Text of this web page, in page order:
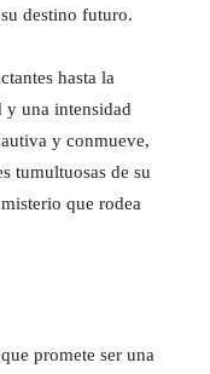
destino futuro.
hasta la
una intensidad
y conmueve,
tumultuosas de su
que rodea
promete ser una